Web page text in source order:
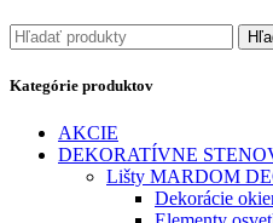
Kategórie produktov
AKCIE
DEKORATÍVNE
Lišty MARDOM
Dekorácie